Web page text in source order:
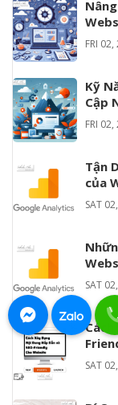
SAT
FRI
Kỹ
Cập
FRI
Tận
của
SAT
SAT
Cách
SAT